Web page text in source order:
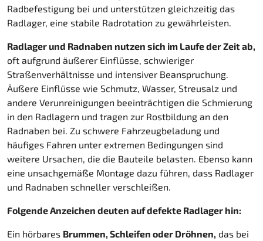
Radbefestigung bei und unterstützen gleichzeitig das
Radlager, eine stabile Radrotation zu gewährleisten.
Radlager und Radnaben nutzen sich im Laufe der Zeit ab,
oft aufgrund äußerer Einflüsse, schwieriger
Straßenverhältnisse und intensiver Beanspruchung.
Äußere Einflüsse wie Schmutz, Wasser, Streusalz und
andere Verunreinigungen beeinträchtigen die Schmierung
in den Radlagern und tragen zur Rostbildung an den
Radnaben bei. Zu schwere Fahrzeugbeladung und
häufiges Fahren unter extremen Bedingungen sind
weitere Ursachen, die die Bauteile belasten. Ebenso kann
eine unsachgemäße Montage dazu führen, dass Radlager
und Radnaben schneller verschleißen.
Folgende Anzeichen deuten auf defekte Radlager hin:
Ein hörbares Brummen, Schleifen oder Dröhnen, das bei